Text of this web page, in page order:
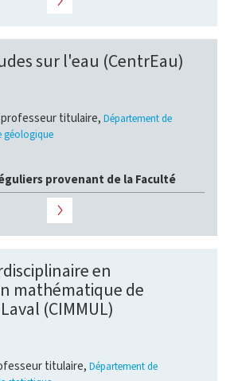
sur l'eau (CentrEau)
titulaire, Département de
géologique
provenant de la Faculté
en
mathématique de
(CIMMUL)
titulaire, Département de